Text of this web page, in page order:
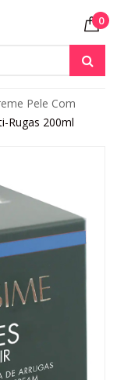
0
Pele Com
Rugas 200ml